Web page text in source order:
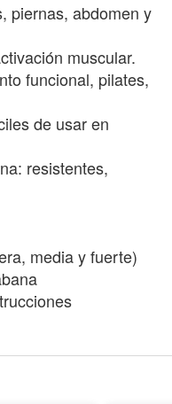
piernas, abdomen y
muscular.
funcional, pilates,
de usar en
resistentes,
media y fuerte)